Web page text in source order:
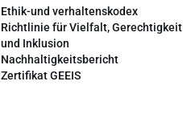
Ethik-und verhaltenskodex
Richtlinie für Vielfalt, Gerechtigkeit
und Inklusion
Nachhaltigkeitsbericht
Zertifikat GEEIS